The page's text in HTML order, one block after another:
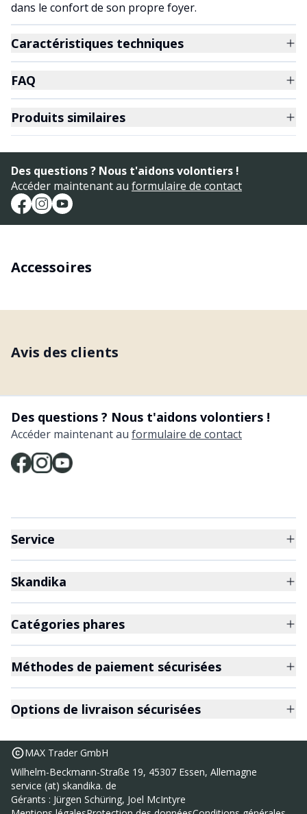
dans le confort de son propre foyer.
Caractéristiques techniques
FAQ
Produits similaires
Des questions ? Nous t'aidons volontiers !
Accéder maintenant au formulaire de contact
Accessoires
Avis des clients
Des questions ? Nous t'aidons volontiers !
Accéder maintenant au formulaire de contact
Service
Skandika
Catégories phares
Méthodes de paiement sécurisées
Options de livraison sécurisées
MAX Trader GmbH
Wilhelm-Beckmann-Straße 19, 45307 Essen, Allemagne
service (at) skandika. de
Gérants : Jürgen Schüring, Joel McIntyre